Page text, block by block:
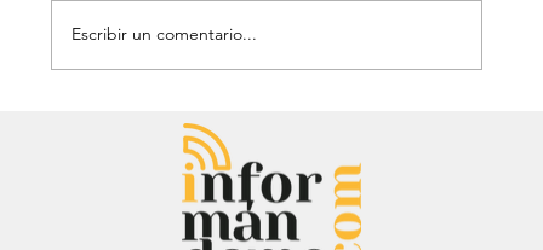
Entrevista: Sergio Fajardo y Edna
Bonilla aseguran superar las
encuestas y dar la sorpresa
Escribir un comentario...